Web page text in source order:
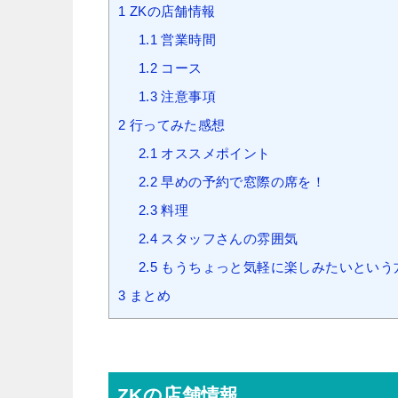
1 ZKの店舗情報
1.1 営業時間
1.2 コース
1.3 注意事項
2 行ってみた感想
2.1 オススメポイント
2.2 早めの予約で窓際の席を！
2.3 料理
2.4 スタッフさんの雰囲気
2.5 もうちょっと気軽に楽しみたいという
3 まとめ